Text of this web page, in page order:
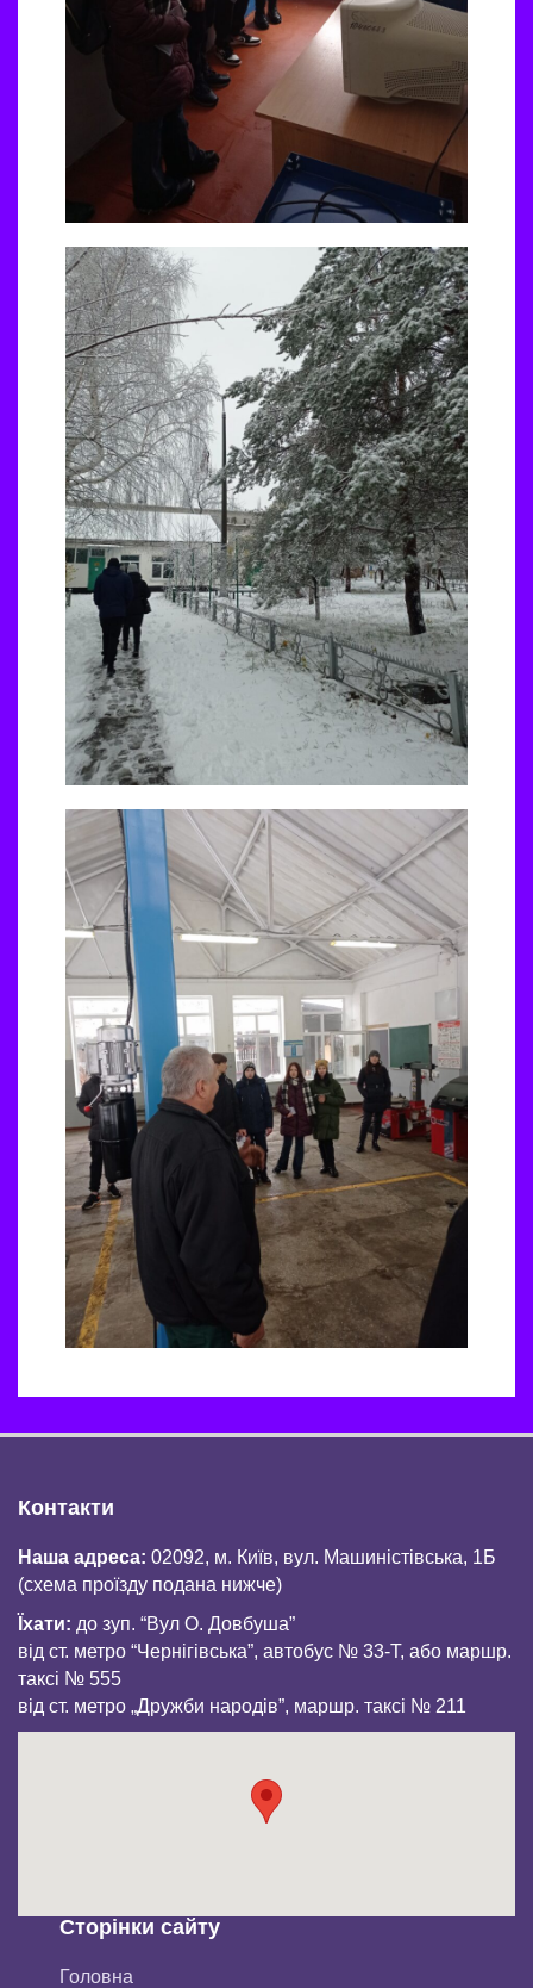
Контакти
Наша адреса: 02092, м. Київ, вул. Машиністівська, 1Б
(схема проїзду подана нижче)
Їхати: до зуп. “Вул О. Довбуша”
від ст. метро “Чернігівська”, автобус № 33-Т, або маршр.
таксі № 555
від ст. метро „Дружби народів”, маршр. таксі № 211
Сторінки сайту
Головна